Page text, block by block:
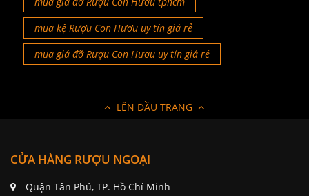
mua kệ Rượu Con Hươu uy tín giá rẻ
mua giá đỡ Rượu Con Hươu uy tín giá rẻ
LÊN ĐẦU TRANG
CỬA HÀNG RƯỢU NGOẠI
Quận Tân Phú, TP. Hồ Chí Minh